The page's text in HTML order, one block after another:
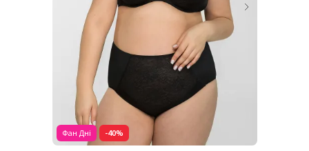
Фан Дні -40%